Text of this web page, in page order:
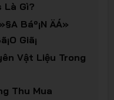
Là Gì?
Báº¡n Äá»
Giã¡
Vật Liệu Trong
Thu Mua